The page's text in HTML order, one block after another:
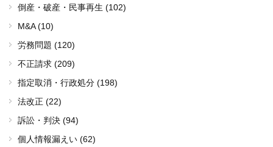
倒産・破産・民事再生 (102)
M&A (10)
労務問題 (120)
不正請求 (209)
指定取消・行政処分 (198)
法改正 (22)
訴訟・判決 (94)
個人情報漏えい (62)